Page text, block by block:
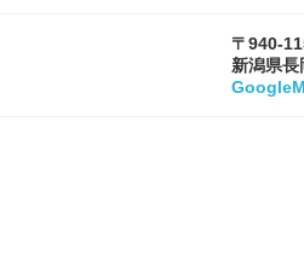
〒940-
新潟県長